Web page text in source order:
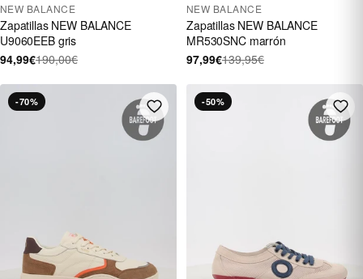
NEW BALANCE
Zapatillas NEW BALANCE
U9060EEB gris
94,99€190,00€
NEW BALANCE
Zapatillas NEW BALANCE
MR530SNC marrón
97,99€139,95€
-70% -50%